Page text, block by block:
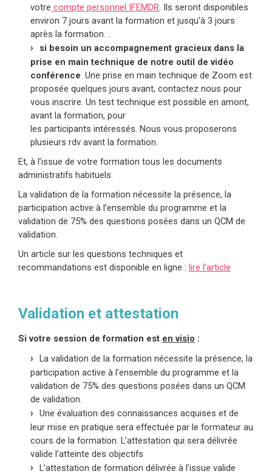
votre compte personnel IFEMDR. Ils seront disponibles
environ 7 jours avant la formation et jusqu’à 3 jours
après la formation. .
si besoin un accompagnement gracieux dans la
prise en main technique de notre outil de vidéo
conférence. Une prise en main technique de Zoom est
proposée quelques jours avant, contactez nous pour
vous inscrire. Un test technique est possible en amont,
avant la formation, pour
les participants intéressés. Nous vous proposerons
plusieurs rdv avant la formation.
Et, à l’issue de votre formation tous les documents
administratifs habituels.
La validation de la formation nécessite la présence, la
participation active à l’ensemble du programme et la
validation de 75% des questions posées dans un QCM de
validation.
Un article sur les questions techniques et
recommandations est disponible en ligne : lire l’article
Validation et attestation
Si votre session de formation est en visio :
La validation de la formation nécessite la présence, la
participation active à l’ensemble du programme et la
validation de 75% des questions posées dans un QCM
de validation.
Une évaluation des connaissances acquises et de
leur mise en pratique sera effectuée par le formateur au
cours de la formation. L’attestation qui sera délivrée
valide l’atteinte des objectifs
L’attestation de formation délivrée à l’issue valide